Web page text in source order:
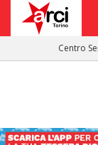
Centro